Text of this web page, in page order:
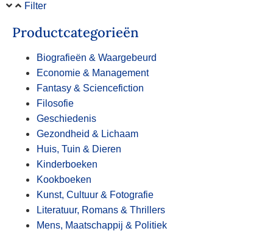
Filter
Productcategorieën
Biografieën & Waargebeurd
Economie & Management
Fantasy & Sciencefiction
Filosofie
Geschiedenis
Gezondheid & Lichaam
Huis, Tuin & Dieren
Kinderboeken
Kookboeken
Kunst, Cultuur & Fotografie
Literatuur, Romans & Thrillers
Mens, Maatschappij & Politiek